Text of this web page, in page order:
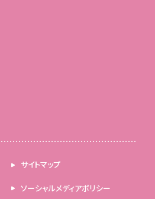
サイトマップ
ソーシャルメディアポリシー